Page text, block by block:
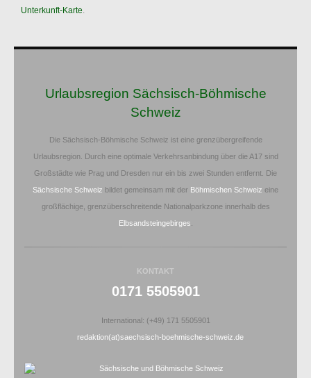
Unterkunft-Karte.
Urlaubsregion Sächsisch-Böhmische
Schweiz
Die Sächsisch-Böhmische Schweiz ist eine grenzübergreifende
Urlaubsregion. Durch eine optimale Verkehrsanbindung über die A17 sind
Großstädte wie Prag und Dresden nur ein bis zwei Stunden entfernt. Die
Sächsische Schweiz bildet gemeinsam mit der Böhmischen Schweiz eine
großflächige, grenzüberschreitende Nationalparkzone innerhalb des
Elbsandsteingebirges
KONTAKT
0171 5505901
International: (+49) 171 5505901
redaktion(at)saechsisch-boehmische-schweiz.de